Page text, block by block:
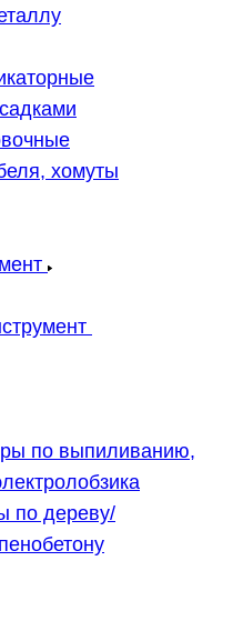
хомуты
по выпиливанию,
по дереву/